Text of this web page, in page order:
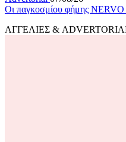
Οι παγκοσμίου φήμης
ΑΓΓΕΛΙΕΣ &